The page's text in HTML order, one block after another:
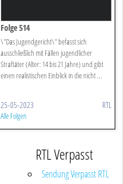
Folge 514
\"Das Jugendgericht\" befasst sich
ausschließlich mit Fällen jugendlicher
Straftäter (Alter: 14 bis 21 Jahre) und gibt
einen realistischen Einblick in die nicht ...
25-05-2023 RTL
Alle Folgen
RTL Verpasst
Sendung Verpasst RTL